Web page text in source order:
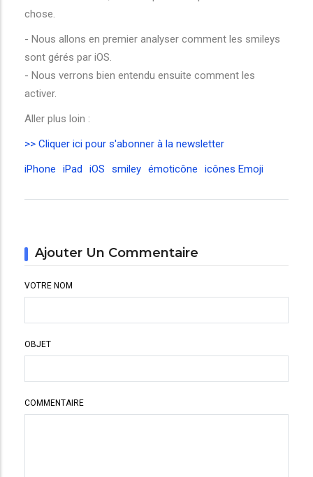
chose.
- Nous allons en premier analyser comment les smileys
sont gérés par iOS.
- Nous verrons bien entendu ensuite comment les
activer.
Aller plus loin :
>> Cliquer ici pour s'abonner à la newsletter
iPhone
iPad iOS smiley émoticône icônes Emoji
Ajouter Un Commentaire
VOTRE NOM
OBJET
COMMENTAIRE